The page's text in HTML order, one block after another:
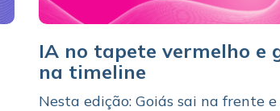
IA no tapete vermelho e
na timeline
Nesta edição: Goiás sai na frente